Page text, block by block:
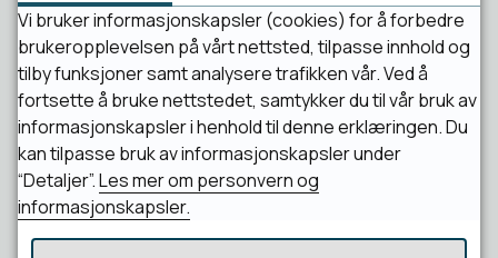
Fant du det du lette etter?
Ja Nei
Vi bruker informasjonskapsler (cookies) for å forbedre
brukeropplevelsen på vårt nettsted, tilpasse innhold og
tilby funksjoner samt analysere trafikken vår. Ved å
fortsette å bruke nettstedet, samtykker du til vår bruk av
informasjonskapsler i henhold til denne erklæringen. Du
kan tilpasse bruk av informasjonskapsler under
“Detaljer”.Les mer om personvern og
informasjonskapsler.